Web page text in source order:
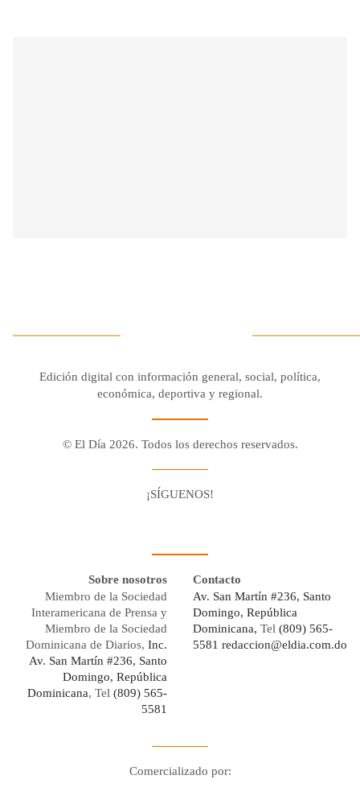
Edición digital con información general, social, política,
económica, deportiva y regional.
© El Día 2026. Todos los derechos reservados.
¡SÍGUENOS!
Sobre nosotros
Miembro de la Sociedad
Interamericana de Prensa y
Miembro de la Sociedad
Dominicana de Diarios, Inc.
Av. San Martín #236, Santo
Domingo, República
Dominicana, Tel (809) 565-
5581
Contacto
Av. San Martín #236, Santo
Domingo, República
Dominicana, Tel (809) 565-
5581 redaccion@eldia.com.do
Comercializado por: